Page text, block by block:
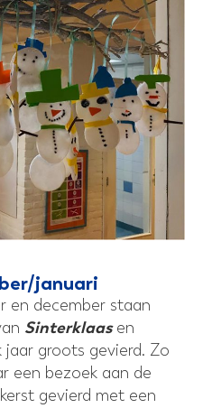
januari
en december staan
Sinterklaasen
groots gevierd. Zo
een bezoek aan de
gevierd met een